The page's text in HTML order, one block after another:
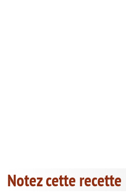
Notez cette recette